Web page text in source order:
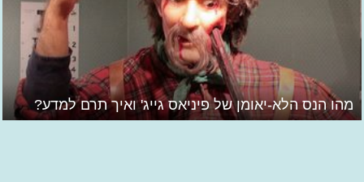
מהו הנס הלא-יאומן של פיניאס גייג' ואיך תרם למדע?